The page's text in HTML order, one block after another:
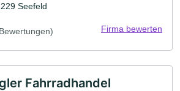
Seefeld
Firma bewerten
Fahrradhandel